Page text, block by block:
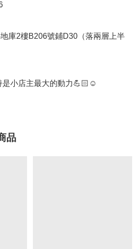
庫2樓B206號鋪D30（落兩層上半
是小店主最大的動力💪🏻☺️
品